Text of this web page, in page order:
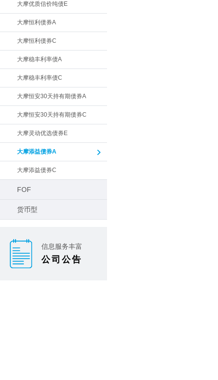
大摩优质信价纯债E
大摩恒利债券A
大摩恒利债券C
大摩稳丰利率债A
大摩稳丰利率债C
大摩恒安30天持有期债券A
大摩恒安30天持有期债券C
大摩灵动优选债券E
大摩添益债券A
大摩添益债券C
FOF
货币型
信息服务丰富
公司公告